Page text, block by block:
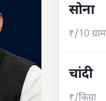
सोना
₹/10 ग्राम
चांदी
₹/किग्रा